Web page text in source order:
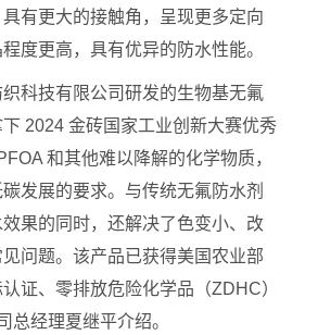
有更大的接触角，呈现更多定向
度更高，具有优异的防水性能。
科技有限公司研发的生物基无氟
2024 金砖国家工业创新大赛优秀
和其他难以降解的化学物质，
发展的要求。与传统无氟防水剂
果的同时，还解决了色变小、改
问题。该产品已获得美国农业部
证、零排放危险化学品（ZDHC）
总经理夏继平介绍。